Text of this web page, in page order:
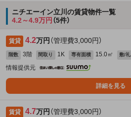
ニチエーイン立川の賃貸物件一覧
4.2～4.9万円 （5件）
賃貸 4.2万円 （管理費3,000円）
階数 3階 間取り 1K 専有面積 15.0㎡ 敷/礼
情報提供元
詳細を見る
賃貸 4.7万円 （管理費3,000円）